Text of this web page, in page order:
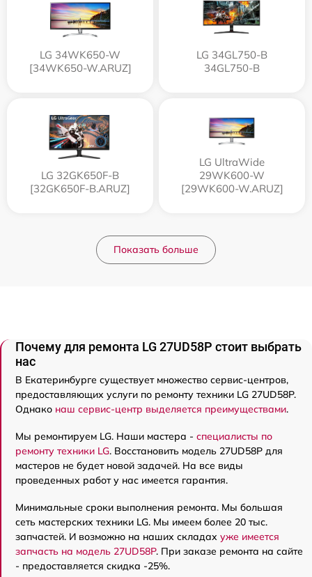
LG 34WK650-W
[34WK650-W.ARUZ]
LG 34GL750-B
34GL750-B
LG 32GK650F-B
[32GK650F-B.ARUZ]
LG UltraWide
29WK600-W
[29WK600-W.ARUZ]
Показать больше
Почему для ремонта LG 27UD58P стоит выбрать
нас
В Екатеринбурге существует множество сервис-центров,
предоставляющих услуги по ремонту техники LG 27UD58P.
Однако наш сервис-центр выделяется преимуществами.
Мы ремонтируем LG. Наши мастера - специалисты по
ремонту техники LG. Восстановить модель 27UD58P для
мастеров не будет новой задачей. На все виды
проведенных работ у нас имеется гарантия.
Минимальные сроки выполнения ремонта. Мы большая
сеть мастерских техники LG. Мы имеем более 20 тыс.
запчастей. И возможно на наших складах уже имеется
запчасть на модель 27UD58P. При заказе ремонта на сайте
- предоставляется скидка -25%.